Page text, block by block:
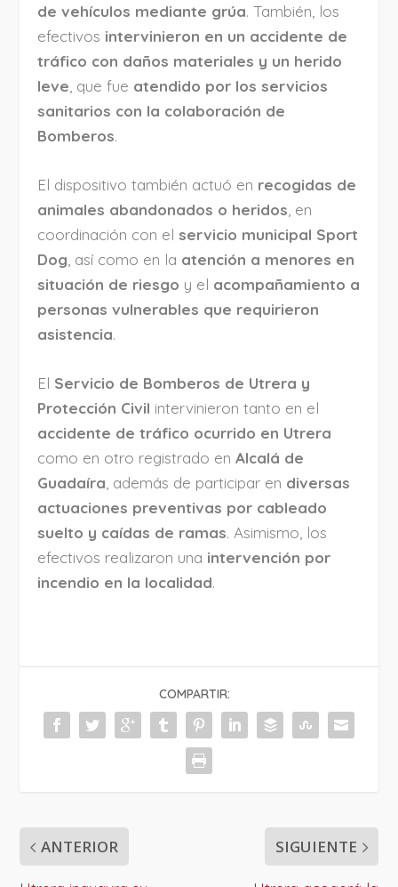
de vehículos mediante grúa. También, los
efectivos intervinieron en un accidente de
tráfico con daños materiales y un herido
leve , que fue atendido por los servicios
sanitarios con la colaboración de
Bomberos.
El dispositivo también actuó en recogidas de
animales abandonados o heridos , en
coordinación con elservicio municipal Sport
Dog , así como en la atención a menores en
situación de riesgo y el acompañamiento a
personas vulnerables que requirieron
asistencia.
El Servicio de Bomberos de Utrera y
Protección Civil intervinieron tanto en el
accidente de tráfico ocurrido en Utrera
como en otro registrado enAlcalá de
Guadaíra , además de participar en diversas
actuaciones preventivas por cableado
suelto y caídas de ramas. Asimismo, los
efectivos realizaron una intervención por
incendio en la localidad.
COMPARTIR:
ANTERIOR SIGUIENTE